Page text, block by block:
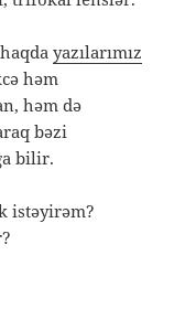
yazılarımız
həm
həm də
bəzi
bilir.
istəyirəm?